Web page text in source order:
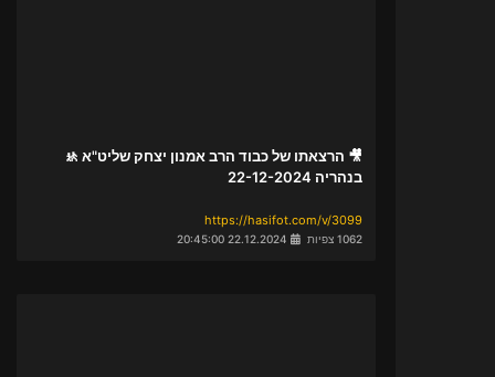
🎥 הרצאתו של כבוד הרב אמנון יצחק שליט"א 🚸
בנהריה 22-12-2024
https://hasifot.com/v/3099
1062 צפיות